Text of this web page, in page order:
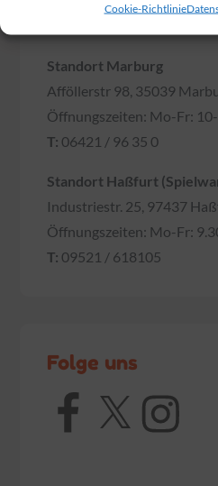
Cookie-Richtlinie
Standort Marburg
Afföllerstr 98, 35039
Öffnungszeiten: Mo-Fr:
T: 06421 / 96 35 0
Standort Haßfurt
Industriestr. 25, 97437
Öffnungszeiten: Mo-Fr:
T: 09521 / 618105
Folge uns
Facebook
X Instagram